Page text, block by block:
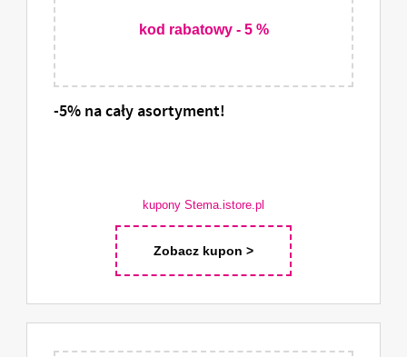
kod rabatowy - 5 %
-5% na cały asortyment!
kupony Stema.istore.pl
Zobacz kupon >